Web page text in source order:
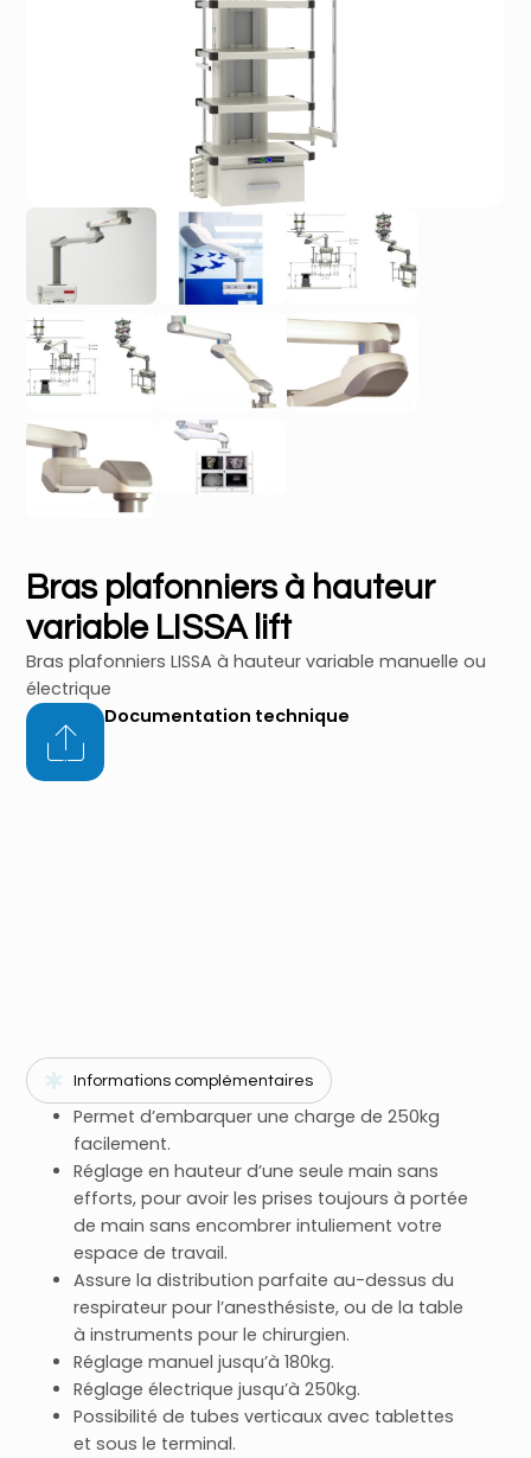
Bras plafonniers à hauteur
variable LISSA lift
Bras plafonniers LISSA à hauteur variable manuelle ou
électrique
Documentation technique
Informations complémentaires
Permet d’embarquer une charge de 250kg
facilement.
Réglage en hauteur d’une seule main sans
efforts, pour avoir les prises toujours à portée
de main sans encombrer intuliement votre
espace de travail.
Assure la distribution parfaite au-dessus du
respirateur pour l’anesthésiste, ou de la table
à instruments pour le chirurgien.
Réglage manuel jusqu’à 180kg.
Réglage électrique jusqu’à 250kg.
Possibilité de tubes verticaux avec tablettes
et sous le terminal.